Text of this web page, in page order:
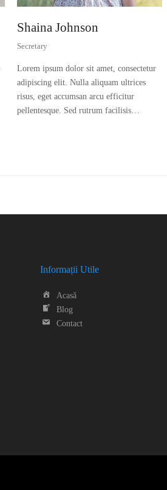
Shaina Johnson
Secretary
Lorem ipsum dolor sit amet, consectetur
adipiscing elit. Nulla aliquam ultrices
risus, eget accumsan arcu efficitur
pellentesque. Sed rutrum facilisis…
Informații Utile
Acasă
Blog
Contact